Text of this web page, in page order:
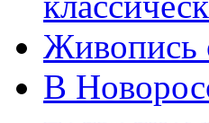
Живопись
В